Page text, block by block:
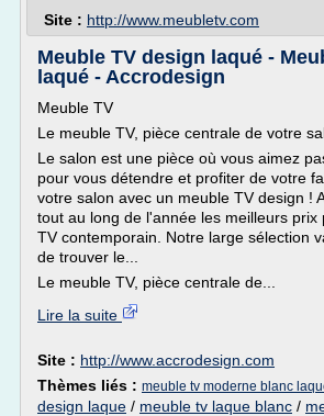
Site : http://www.meubletv.com
Meuble TV design laqué -
laqué - Accrodesign
Meuble TV
Le meuble TV, pièce centrale de votre
Le salon est une pièce où vous aimez
pour vous détendre et profiter de votre
votre salon avec un meuble TV design !
tout au long de l'année les meilleurs prix
TV contemporain. Notre large sélection
de trouver le...
Le meuble TV, pièce centrale de...
Lire la suite
Site : http://www.accrodesign.com
Thèmes liés : meuble tv moderne blanc
design laque / meuble tv laque blanc /